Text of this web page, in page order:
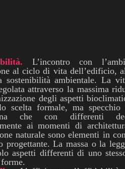
L’incontro con
al ciclo di vita dell’edificio,
sostenibilità ambientale. La
attraverso la massima
degli aspetti
scelta formale, ma specchio
che con differenti
ai momenti di
naturale sono elementi in
progettante. La massa o la
aspetti differenti di uno